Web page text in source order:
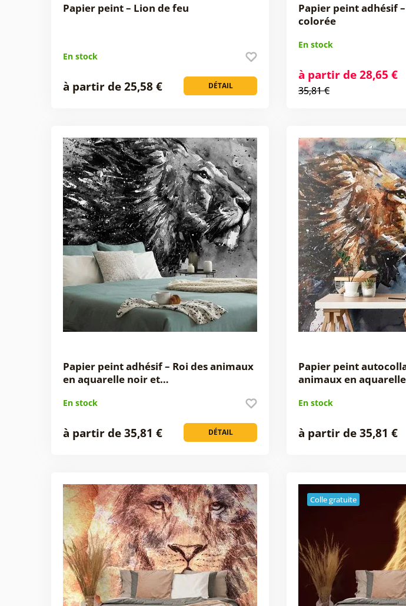
Papier peint – Lion de feu
En stock
DÉTAIL
à partir de 25,58 €
Papier peint adhésif
colorée
En stock
à partir de 28,65 €
35,81 €
Papier peint adhésif – Roi des animaux
en aquarelle noir et…
En stock
DÉTAIL
à partir de 35,81 €
Papier peint
animaux en aquarelle
En stock
à partir de 35,81 €
Colle gratuite